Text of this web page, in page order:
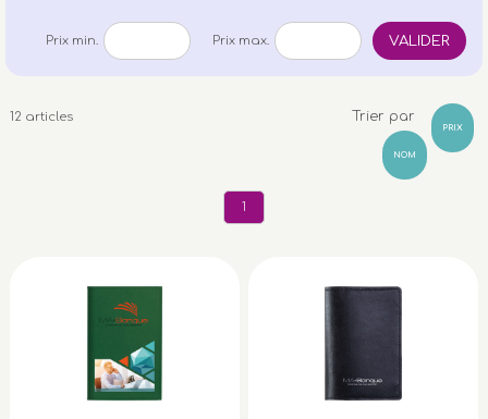
Prix min. Prix max. VALIDER
12 articles Trier par
PRIX
NOM
1